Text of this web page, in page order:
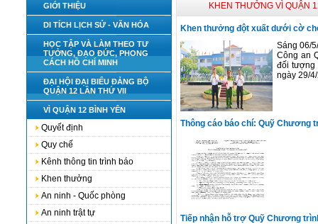
GIỚI THIỆU
DI TÍCH LỊCH SỬ - VĂN HÓA
HỌC TẬP VÀ LÀM THEO TƯ
TƯỞNG, ĐẠO ĐỨC, PHONG
CÁCH HỒ CHÍ MINH
ĐẠI HỘI ĐẠI BIỂU ĐẢNG BỘ
QUẬN 12 LẦN THỨ VII
VÌ QUẬN 12 BÌNH YÊN
Quyết định
Quy chế
Kênh thông tin trình báo
Khen thưởng
An ninh - Quốc phòng
An ninh trật tự
KHEN THƯỞNG VÌ QUẬN
Khen thưởng đột xuất dưới cờ
Sáng 06/
Công an
đối tượng
ngày 29/
Thông cáo báo chí: Quỹ Chương
Tiếp nhận hỗ trợ Quỹ Chương